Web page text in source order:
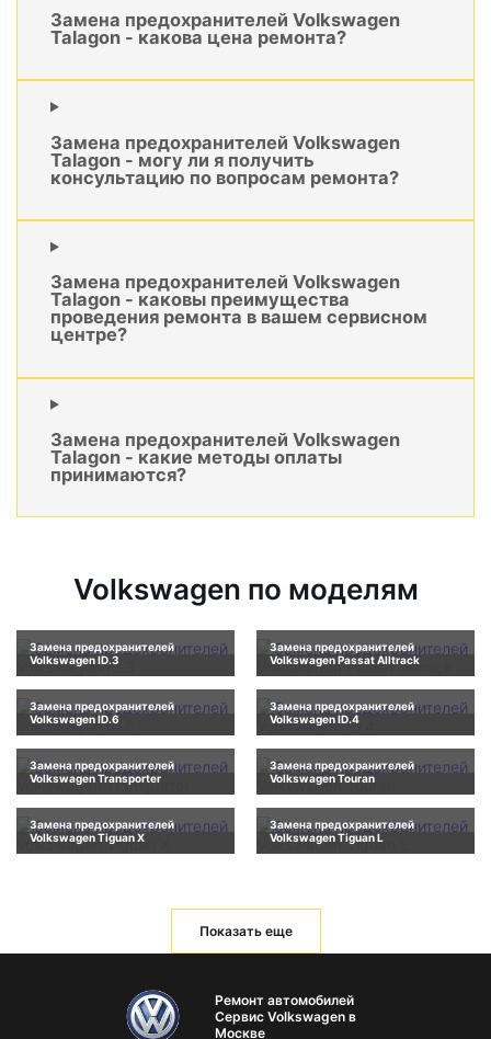
Замена предохранителей Volkswagen
Talagon - какова цена ремонта?
Замена предохранителей Volkswagen
Talagon - могу ли я получить
консультацию по вопросам ремонта?
Замена предохранителей Volkswagen
Talagon - каковы преимущества
проведения ремонта в вашем сервисном
центре?
Замена предохранителей Volkswagen
Talagon - какие методы оплаты
принимаются?
Volkswagen по моделям
Замена предохранителей
Volkswagen ID.3
Замена предохранителей
Volkswagen Passat Alltrack
Замена предохранителей
Volkswagen ID.6
Замена предохранителей
Volkswagen ID.4
Замена предохранителей
Volkswagen Transporter
Замена предохранителей
Volkswagen Touran
Замена предохранителей
Volkswagen Tiguan X
Замена предохранителей
Volkswagen Tiguan L
Показать еще
Ремонт автомобилей
Сервис Volkswagen в
Москве